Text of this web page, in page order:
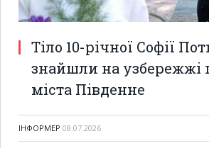
Тіло 10-річної Софії
знайшли на узбережжі
міста Південне
ІНФОРМЕР 08.07.2026